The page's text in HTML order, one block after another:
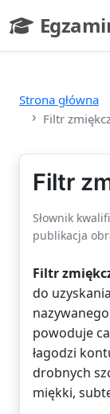
- strona
Strona główna
Filtr
Filtr
Słownik
publikacja
Filtr
do
powoduje
łagodzi
drobnych
miękki,